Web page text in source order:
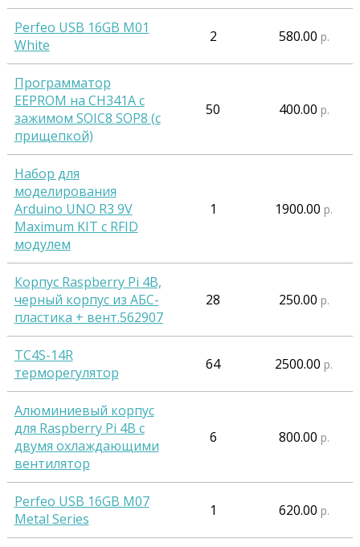
Perfeo USB 16GB M01
White
2 580.00 р.
Программатор
EEPROM на CH341A c
зажимом SOIC8 SOP8 (с
прищепкой)
50 400.00 р.
Набор для
моделирования
Arduino UNO R3 9V
Maximum KIT с RFID
модулем
1 1900.00 р.
Корпус Raspberry Pi 4B,
черный корпус из АБС-
пластика + вент.562907
28 250.00 р.
TC4S-14R
терморегулятор
64 2500.00 р.
Алюминиевый корпус
для Raspberry Pi 4B с
двумя охлаждающими
вентилятор
6 800.00 р.
Perfeo USB 16GB M07
Metal Series
1 620.00 р.